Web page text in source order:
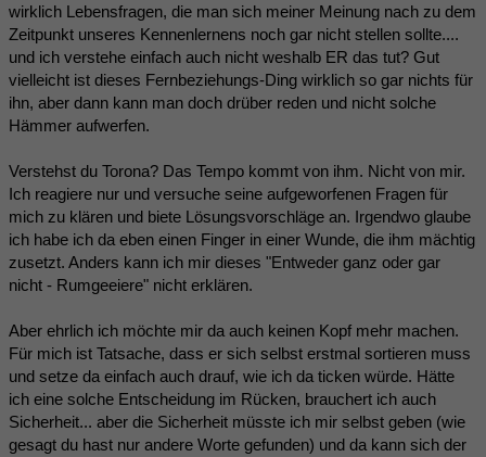
wirklich Lebensfragen, die man sich meiner Meinung nach zu dem
Zeitpunkt unseres Kennenlernens noch gar nicht stellen sollte....
und ich verstehe einfach auch nicht weshalb ER das tut? Gut
vielleicht ist dieses Fernbeziehungs-Ding wirklich so gar nichts für
ihn, aber dann kann man doch drüber reden und nicht solche
Hämmer aufwerfen.
Verstehst du Torona? Das Tempo kommt von ihm. Nicht von mir.
Ich reagiere nur und versuche seine aufgeworfenen Fragen für
mich zu klären und biete Lösungsvorschläge an. Irgendwo glaube
ich habe ich da eben einen Finger in einer Wunde, die ihm mächtig
zusetzt. Anders kann ich mir dieses "Entweder ganz oder gar
nicht - Rumgeeiere" nicht erklären.
Aber ehrlich ich möchte mir da auch keinen Kopf mehr machen.
Für mich ist Tatsache, dass er sich selbst erstmal sortieren muss
und setze da einfach auch drauf, wie ich da ticken würde. Hätte
ich eine solche Entscheidung im Rücken, brauchert ich auch
Sicherheit... aber die Sicherheit müsste ich mir selbst geben (wie
gesagt du hast nur andere Worte gefunden) und da kann sich der